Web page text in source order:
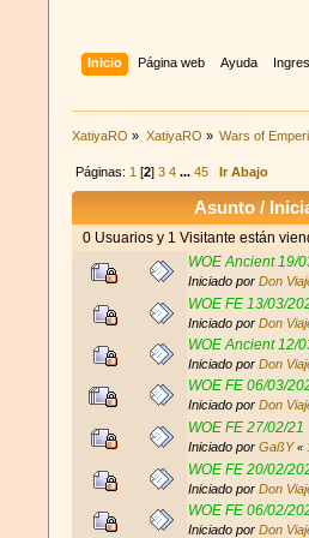
Inicio Página web Ayuda
XatiyaRO » XatiyaRO » Wars of
Páginas: 1 [2] 3 4 ... 45 Ir Abajo
Asunto /
0 Usuarios y 1 Visitante están
WOE Ancient 19/
Iniciado porDon
WOE FE 13/03/
Iniciado porDon
WOE Ancient 12/
Iniciado porDon
WOE FE 06/03/
Iniciado porDon
WOE FE 27/02/21
Iniciado porGaßY «
WOE FE 20/02/
Iniciado porDon
WOE FE 06/02/
Iniciado porDon